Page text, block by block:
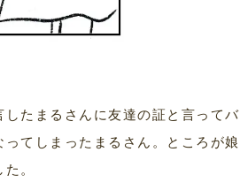
たまるさんに友達の証と言ってバ
てしまったまるさん。ところが娘
。